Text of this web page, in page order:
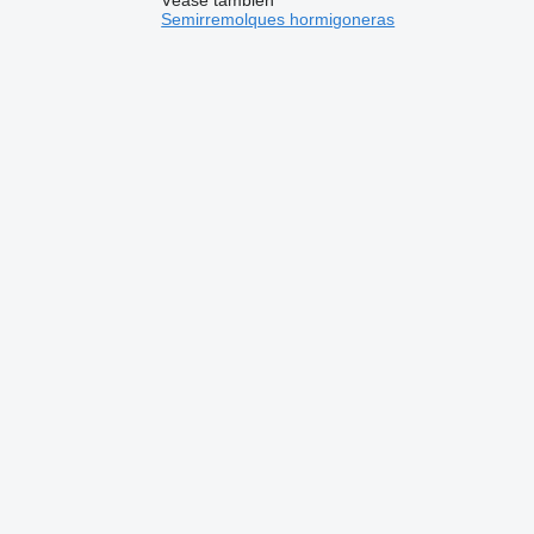
Semirremolques hormigoneras